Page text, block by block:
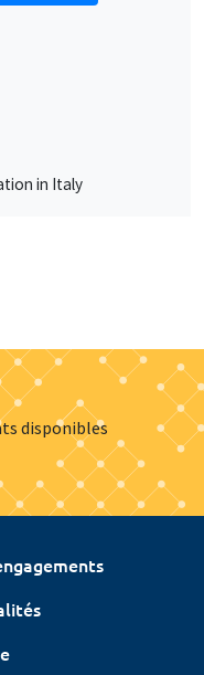
in Italy
disponibles